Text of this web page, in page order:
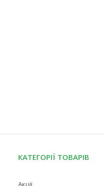
КАТЕГОРІЇ ТОВАРІВ
Акції